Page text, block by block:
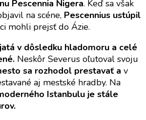
Pescennia Nigera. Keď sa však
na scéne, Pescennius ustúpil
mohli prejsť do Ázie.
v dôsledku hladomoru a celé
Neskôr Severus oľutoval svoju
sa rozhodol prestavať a v
aj mestské hradby. Na
Istanbulu je stále